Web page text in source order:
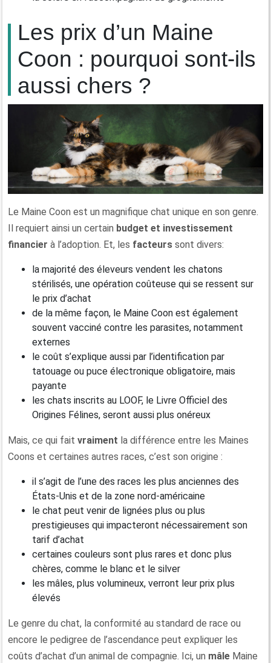
Les prix d’un Maine
Coon : pourquoi sont-ils
aussi chers ?
Le Maine Coon est un magnifique chat unique en son genre.
Il requiert ainsi un certain budget et investissement
financier à l’adoption. Et, les facteurs sont divers:
la majorité des éleveurs vendent les chatons
stérilisés, une opération coûteuse qui se ressent sur
le prix d’achat
de la même façon, le Maine Coon est également
souvent vacciné contre les parasites, notamment
externes
le coût s’explique aussi par l’identification par
tatouage ou puce électronique obligatoire, mais
payante
les chats inscrits au LOOF, le Livre Officiel des
Origines Félines, seront aussi plus onéreux
Mais, ce qui fait vraiment la différence entre les Maines
Coons et certaines autres races, c’est son origine :
il s’agit de l’une des races les plus anciennes des
États-Unis et de la zone nord-américaine
le chat peut venir de lignées plus ou plus
prestigieuses qui impacteront nécessairement son
tarif d’achat
certaines couleurs sont plus rares et donc plus
chères, comme le blanc et le silver
les mâles, plus volumineux, verront leur prix plus
élevés
Le genre du chat, la conformité au standard de race ou
encore le pedigree de l’ascendance peut expliquer les
coûts d’achat d’un animal de compagnie. Ici, un mâle Maine